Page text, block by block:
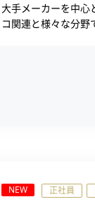
大手メーカーを中心
コ関連と様々な分
NEW 正社員